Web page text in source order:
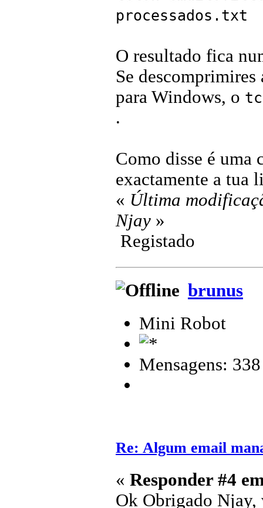
processados.txt
O resultado fica
Se
para Windows, o
.
Como disse é uma
exactamente a tua
« Última
Njay »
Registado
brunus
Mini Robot
Mensagens: 338
Re: Algum email
« Responder #4
Ok Obrigado Njay,